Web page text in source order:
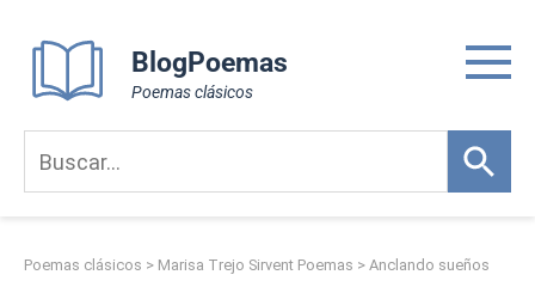
content
BlogPoemas
Poemas clásicos
Poemas clásicos > Marisa Trejo Sirvent Poemas > Anclando sueños